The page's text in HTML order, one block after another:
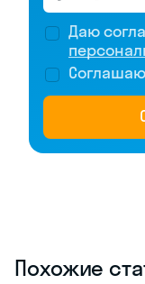
Даю
Похожие